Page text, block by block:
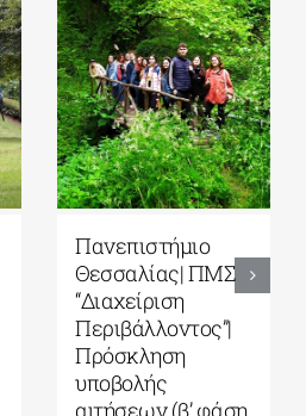
Πανεπιστήμιο
Θεσσαλίας| ΠΜΣ
“Διαχείριση
Περιβάλλοντος”|
Πρόσκληση
υποβολής
αιτήσεων (β’ φάση,